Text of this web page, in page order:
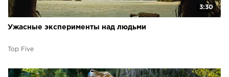
3:30
Ужасные эксперименты над людьми
Top Five